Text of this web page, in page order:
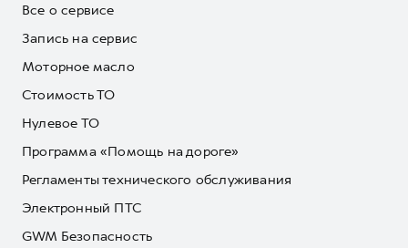
Все о сервисе
Запись на сервис
Моторное масло
Стоимость ТО
Нулевое ТО
Программа «Помощь на дороге»
Регламенты технического обслуживания
Электронный ПТС
GWM Безопасность